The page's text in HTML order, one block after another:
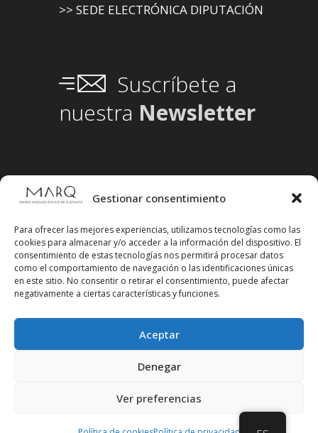
Gestionar consentimiento
Para ofrecer las mejores experiencias, utilizamos tecnologías como las
cookies para almacenar y/o acceder a la información del dispositivo. El
consentimiento de estas tecnologías nos permitirá procesar datos
como el comportamiento de navegación o las identificaciones únicas
en este sitio. No consentir o retirar el consentimiento, puede afectar
negativamente a ciertas características y funciones.
Aceptar
Denegar
Ver preferencias
>> SEDE ELECTRÓNICA DIPUTACIÓN
Suscríbete a
nuestra Newsletter
Síguenos en redes sociales